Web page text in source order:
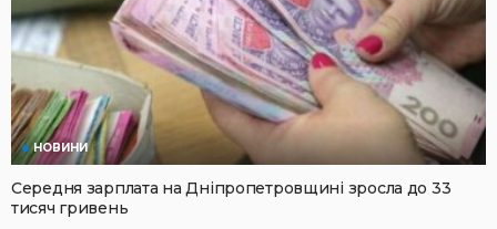
НОВИНИ
Середня зарплата на Дніпропетровщині зросла до 33
тисяч гривень